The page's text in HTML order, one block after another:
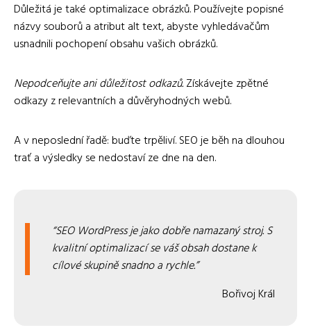
Důležitá je také optimalizace obrázků. Používejte popisné
názvy souborů a atribut alt text, abyste vyhledávačům
usnadnili pochopení obsahu vašich obrázků.
Nepodceňujte ani důležitost odkazů.Získávejte zpětné
odkazy z relevantních a důvěryhodných webů.
A v neposlední řadě: buďte trpěliví. SEO je běh na dlouhou
trať a výsledky se nedostaví ze dne na den.
SEO WordPress je jako dobře namazaný stroj. S
kvalitní optimalizací se váš obsah dostane k
cílové skupině snadno a rychle.
Bořivoj Král